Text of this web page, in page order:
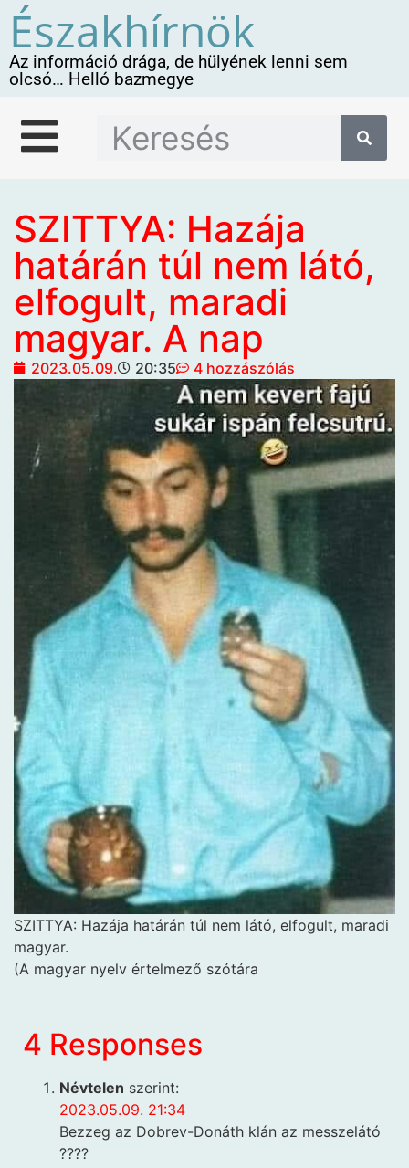
Északhírnök
Az információ drága, de hülyének lenni sem
olcsó… Helló bazmegye
SZITTYA: Hazája
határán túl nem látó,
elfogult, maradi
magyar. A nap
2023.05.09. 20:35 4 hozzászólás
SZITTYA: Hazája határán túl nem látó, elfogult, maradi
magyar.
(A magyar nyelv értelmező szótára
4 Responses
Névtelen szerint:
2023.05.09. 21:34
Bezzeg az Dobrev-Donáth klán az messzelátó
????